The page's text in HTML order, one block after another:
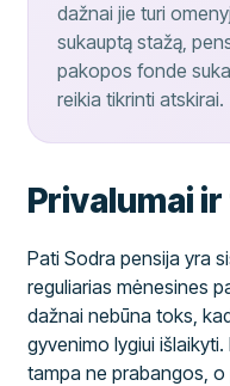
dažnai jie turi
sukauptą stažą,
pakopos fonde
reikia tikrinti atskirai.
Privalumai
Pati Sodra pensija yra
reguliarias mėnesines
dažnai nebūna toks,
gyvenimo lygiui
tampa ne prabangos, o